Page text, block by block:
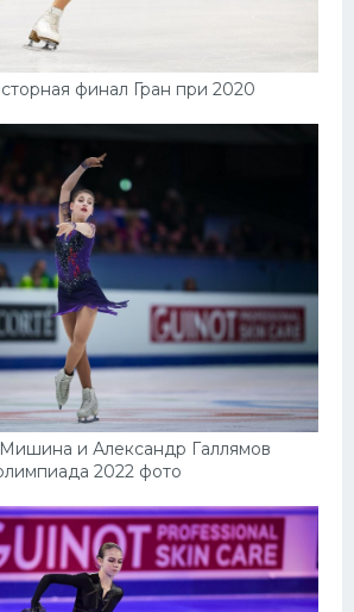
финал Гран при 2020
и Александр Галлямов
2022 фото